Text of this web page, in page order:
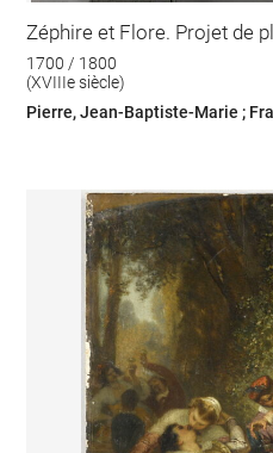
Zéphire et Flore. Projet de
1700 / 1800
(XVIIIe siècle)
Pierre, Jean-